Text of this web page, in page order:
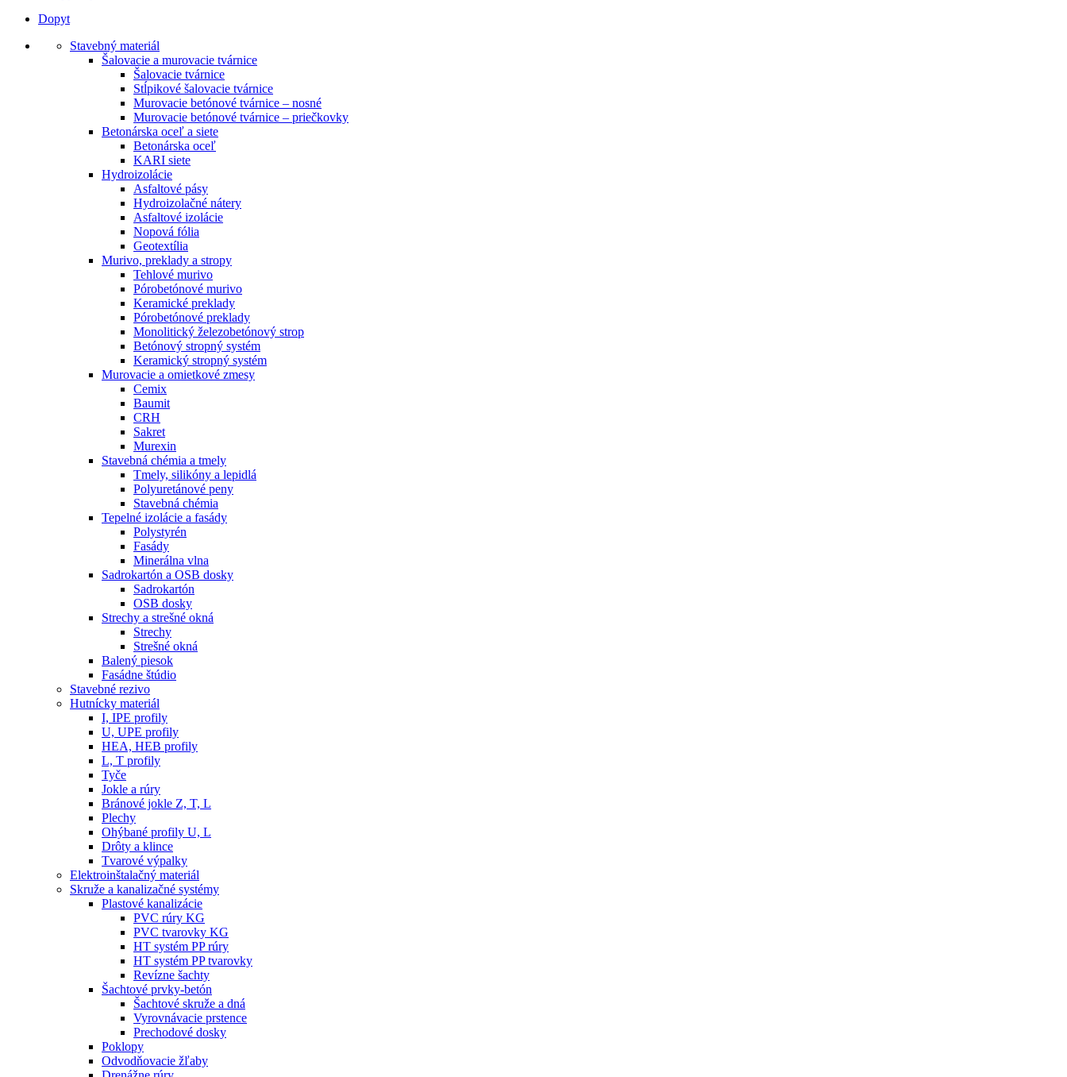
Dopyt
Stavebný materiál
Šalovacie a murovacie tvárnice
Šalovacie tvárnice
Stĺpikové šalovacie tvárnice
Murovacie betónové tvárnice – nosné
Murovacie betónové tvárnice – priečkovky
Betonárska oceľ a siete
Betonárska oceľ
KARI siete
Hydroizolácie
Asfaltové pásy
Hydroizolačné nátery
Asfaltové izolácie
Nopová fólia
Geotextília
Murivo, preklady a stropy
Tehlové murivo
Pórobetónové murivo
Keramické preklady
Pórobetónové preklady
Monolitický železobetónový strop
Betónový stropný systém
Keramický stropný systém
Murovacie a omietkové zmesy
Cemix
Baumit
CRH
Sakret
Murexin
Stavebná chémia a tmely
Tmely, silikóny a lepidlá
Polyuretánové peny
Stavebná chémia
Tepelné izolácie a fasády
Polystyrén
Fasády
Minerálna vlna
Sadrokartón a OSB dosky
Sadrokartón
OSB dosky
Strechy a strešné okná
Strechy
Strešné okná
Balený piesok
Fasádne štúdio
Stavebné rezivo
Hutnícky materiál
I, IPE profily
U, UPE profily
HEA, HEB profily
L, T profily
Tyče
Jokle a rúry
Bránové jokle Z, T, L
Plechy
Ohýbané profily U, L
Drôty a klince
Tvarové výpalky
Elektroinštalačný materiál
Skruže a kanalizačné systémy
Plastové kanalizácie
PVC rúry KG
PVC tvarovky KG
HT systém PP rúry
HT systém PP tvarovky
Revízne šachty
Šachtové prvky-betón
Šachtové skruže a dná
Vyrovnávacie prstence
Prechodové dosky
Poklopy
Odvodňovacie žľaby